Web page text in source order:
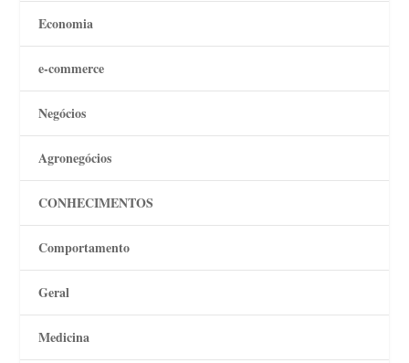
Economia
e-commerce
Negócios
Agronegócios
CONHECIMENTOS
Comportamento
Geral
Medicina